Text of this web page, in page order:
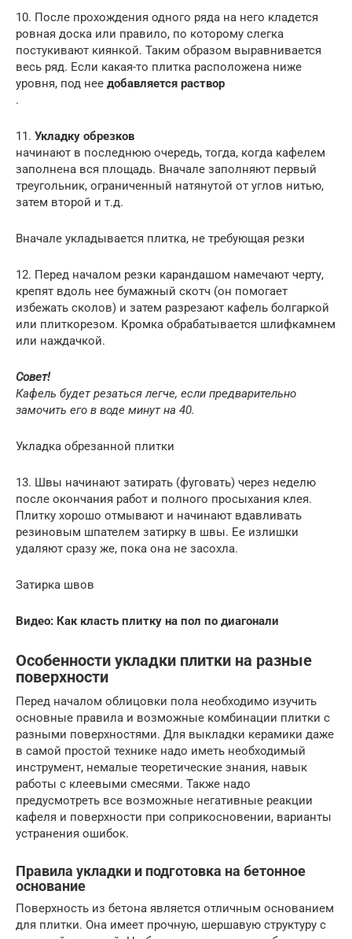
10. После прохождения одного ряда на него кладется
ровная доска или правило, по которому слегка
постукивают киянкой. Таким образом выравнивается
весь ряд. Если какая-то плитка расположена ниже
уровня, под нее добавляется раствор
.
11. Укладку обрезков
начинают в последнюю очередь, тогда, когда кафелем
заполнена вся площадь. Вначале заполняют первый
треугольник, ограниченный натянутой от углов нитью,
затем второй и т.д.
Вначале укладывается плитка, не требующая резки
12. Перед началом резки карандашом намечают черту,
крепят вдоль нее бумажный скотч (он помогает
избежать сколов) и затем разрезают кафель болгаркой
или плиткорезом. Кромка обрабатывается шлифкамнем
или наждачкой.
Совет!
Кафель будет резаться легче, если предварительно
замочить его в воде минут на 40.
Укладка обрезанной плитки
13. Швы начинают затирать (фуговать) через неделю
после окончания работ и полного просыхания клея.
Плитку хорошо отмывают и начинают вдавливать
резиновым шпателем затирку в швы. Ее излишки
удаляют сразу же, пока она не засохла.
Затирка швов
Видео: Как класть плитку на пол по диагонали
Особенности укладки плитки на разные
поверхности
Перед началом облицовки пола необходимо изучить
основные правила и возможные комбинации плитки с
разными поверхностями. Для выкладки керамики даже
в самой простой технике надо иметь необходимый
инструмент, немалые теоретические знания, навык
работы с клеевыми смесями. Также надо
предусмотреть все возможные негативные реакции
кафеля и поверхности при соприкосновении, варианты
устранения ошибок.
Правила укладки и подготовка на бетонное
основание
Поверхность из бетона является отличным основанием
для плитки. Она имеет прочную, шершавую структуру с